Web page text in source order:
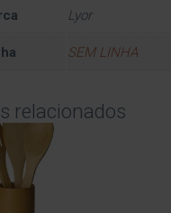
Lyor
SEM LINHA
relacionados